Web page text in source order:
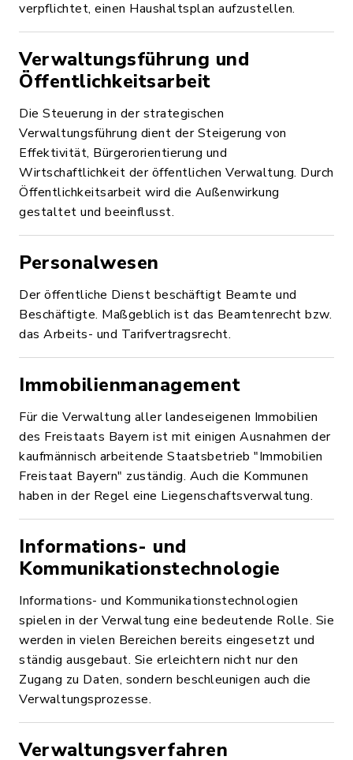
verpflichtet, einen Haushaltsplan aufzustellen.
Verwaltungsführung und
Öffentlichkeitsarbeit
Die Steuerung in der strategischen
Verwaltungsführung dient der Steigerung von
Effektivität, Bürgerorientierung und
Wirtschaftlichkeit der öffentlichen Verwaltung. Durch
Öffentlichkeitsarbeit wird die Außenwirkung
gestaltet und beeinflusst.
Personalwesen
Der öffentliche Dienst beschäftigt Beamte und
Beschäftigte. Maßgeblich ist das Beamtenrecht bzw.
das Arbeits- und Tarifvertragsrecht.
Immobilienmanagement
Für die Verwaltung aller landeseigenen Immobilien
des Freistaats Bayern ist mit einigen Ausnahmen der
kaufmännisch arbeitende Staatsbetrieb "Immobilien
Freistaat Bayern" zuständig. Auch die Kommunen
haben in der Regel eine Liegenschaftsverwaltung.
Informations- und
Kommunikationstechnologie
Informations- und Kommunikationstechnologien
spielen in der Verwaltung eine bedeutende Rolle. Sie
werden in vielen Bereichen bereits eingesetzt und
ständig ausgebaut. Sie erleichtern nicht nur den
Zugang zu Daten, sondern beschleunigen auch die
Verwaltungsprozesse.
Verwaltungsverfahren